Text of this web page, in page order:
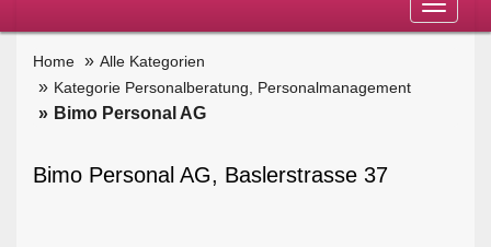
Toggle
Home
Alle Kategorien
Kategorie Personalberatung, Personalmanagement
Bimo Personal AG
Bimo Personal AG, Baslerstrasse 37